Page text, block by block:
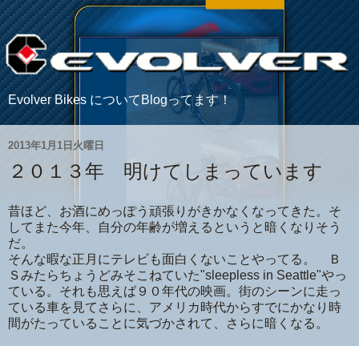
Evolver Bikes についてBlogってます！
2013年1月1日火曜日
２０１３年 明けてしまっています
昔ほど、お酒にめっぽう頑張りがきかなくなってきた。そ
してまた今年、自分の年齢が増えるというと暗くなりそう
だ。
そんな暇な正月にテレビも面白くないことやってる。 Ｂ
Ｓみたらちょうどみそこねていた"sleepless in Seattle"やっ
ている。それも思えば９０年代の映画。街のシーンに走っ
ている車を見てさらに、アメリカ時代からすでにかなり時
間がたっていることに気づかされて、さらに暗くなる。